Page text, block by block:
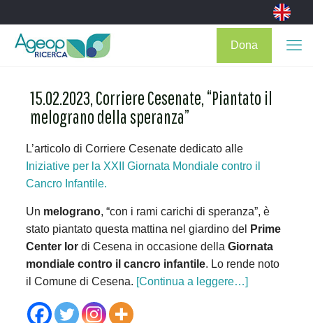
Dona
15.02.2023, Corriere Cesenate, “Piantato il
melograno della speranza”
L’articolo di Corriere Cesenate dedicato alle
Iniziative per la XXII Giornata Mondiale contro il
Cancro Infantile.
Un melograno, “con i rami carichi di speranza”, è
stato piantato questa mattina nel giardino del
Prime
Center Ior di Cesena in occasione della Giornata
mondiale contro il cancro infantile. Lo rende noto
il Comune di Cesena. [Continua a leggere…]